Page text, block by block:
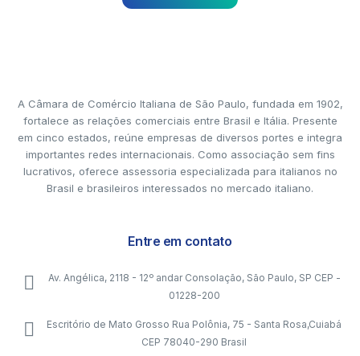
A Câmara de Comércio Italiana de São Paulo, fundada em 1902,
fortalece as relações comerciais entre Brasil e Itália. Presente
em cinco estados, reúne empresas de diversos portes e integra
importantes redes internacionais. Como associação sem fins
lucrativos, oferece assessoria especializada para italianos no
Brasil e brasileiros interessados no mercado italiano.
Entre em contato
Av. Angélica, 2118 - 12º andar Consolação, São Paulo, SP CEP -
01228-200
Escritório de Mato Grosso Rua Polônia, 75 - Santa Rosa,Cuiabá
CEP 78040-290 Brasil